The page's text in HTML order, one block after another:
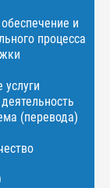
и
процесса
(перевода)